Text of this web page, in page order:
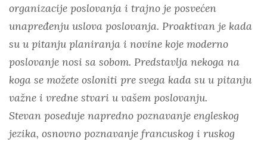
organizacije poslovanja i trajno je posvećen
unapređenju uslova poslovanja. Proaktivan je kada
su u pitanju planiranja i novine koje moderno
poslovanje nosi sa sobom. Predstavlja nekoga na
koga se možete osloniti pre svega kada su u pitanju
važne i vredne stvari u vašem poslovanju.
Stevan poseduje napredno poznavanje engleskog
jezika, osnovno poznavanje francuskog i ruskog